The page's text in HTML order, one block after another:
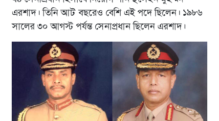
এরশাদ। তিনি আট বছরেও বেশি এই পদে ছিলেন। ১৯৮৬
সালের ৩০ আগস্ট পর্যন্ত সেনাপ্রধান ছিলেন এরশাদ।